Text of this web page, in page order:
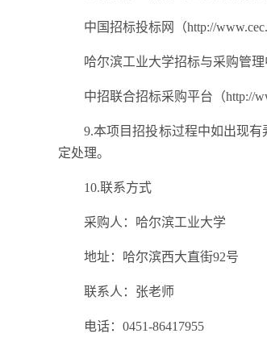
中国招标投标网（http://
哈尔滨工业大学招标与采购管
中招联合招标采购平台（http://
9.本项目招投标过程中如出现
定处理。
10.联系方式
采购人：哈尔滨工业大学
地址： 哈尔滨西大直街92号
联系人：张老师
电话： 0451-86417955